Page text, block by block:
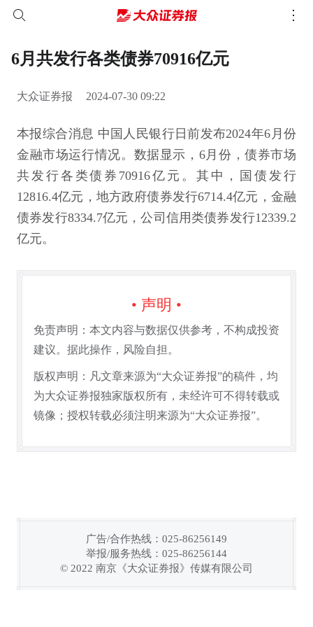
6月共发行各类债券70916亿元
大众证券报 2024-07-30 09:22
本报综合消息 中国人民银行日前发布2024年6月份
金融市场运行情况。数据显示，6月份，债券市场
共发行各类债券70916亿元。其中，国债发行
12816.4亿元，地方政府债券发行6714.4亿元，金融
债券发行8334.7亿元，公司信用类债券发行12339.2
亿元。
• 声明 •
免责声明：本文内容与数据仅供参考，不构成投资
建议。据此操作，风险自担。
版权声明：凡文章来源为“大众证券报”的稿件，均
为大众证券报独家版权所有，未经许可不得转载或
镜像；授权转载必须注明来源为“大众证券报”。
广告/合作热线：025-86256149
举报/服务热线：025-86256144
© 2022 南京《大众证券报》传媒有限公司
链接复制成功！